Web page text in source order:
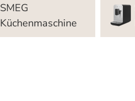
SMEG
Küchenmaschine